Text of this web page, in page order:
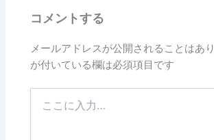
コメントする
メールアドレスが公開されることはあり
が付いている欄は必須項目です